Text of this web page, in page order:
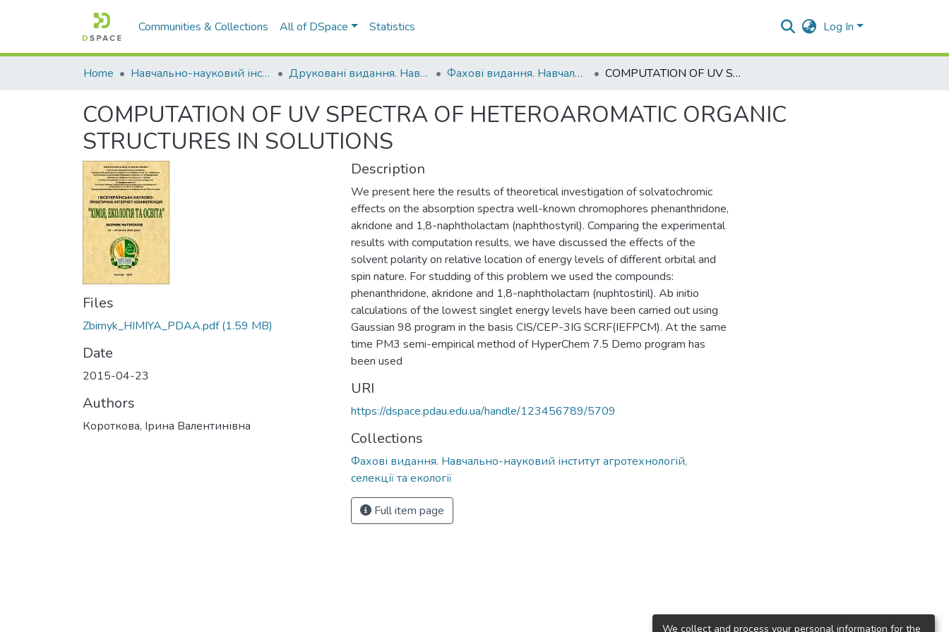
Communities & Collections All of DSpace Statistics Log In
Home Навчально-науковий інститут агротехнологій, селекції та екології Друковані видання. Навчально-науковий інститут агротехнологій, селекції та екології Фахові видання. Навчально-науковий інститут агротехнологій, селекції та екології COMPUTATION OF UV SPECTRA OF HETEROAROMATIC ORGANIC STRUCTURES IN SOLUTIONS
COMPUTATION OF UV SPECTRA OF HETEROAROMATIC ORGANIC
STRUCTURES IN SOLUTIONS
Files
Zbirnyk_HIMIYA_PDAA.pdf(1.59 MB)
Date
2015-04-23
Authors
Короткова, Ірина Валентинівна
Description
We present here the results of theoretical investigation of solvatochromic
effects on the absorption spectra well-known chromophores phenanthridone,
akridone and 1,8-naphtholactam (naphthostyril). Comparing the experimental
results with computation results, we have discussed the effects of the
solvent polarity on relative location of energy levels of different orbital and
spin nature. For studding of this problem we used the compounds:
phenanthridone, akridone and 1,8-naphtholactam (nuphtostiril). Ab initio
calculations of the lowest singlet energy levels have been carried out using
Gaussian 98 program in the basis CIS/CEP-3IG SCRF(IEFPCM). At the same
time PM3 semi-empirical method of HyperChem 7.5 Demo program has
been used
URI
https://dspace.pdau.edu.ua/handle/123456789/5709
Collections
Фахові видання. Навчально-науковий інститут агротехнологій,
селекції та екології
Full item page
We collect and process your personal information for the